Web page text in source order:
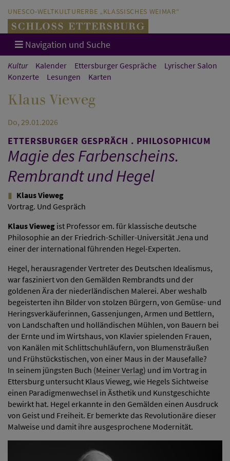
UNESCO-WELTKULTURERBE „KLASSISCHES WEIMAR“
Navigation und Suche
Kultur Kalender Ettersburger Gespräche
Lyrischer Salon
Konzerte
Lesungen Karten
Klaus Vieweg
Do, 29.01.2026
ETTERSBURGER GESPRÄCH . PHILOSOPHICUM
Magie des Farbenscheins.
Rembrandt und Hegel
Klaus Vieweg
Vortrag. Und Gespräch
Klaus Vieweg ist Professor em. für klassische deutsche
Philosophie an der Friedrich-Schiller-Universität Jena und
einer der international führenden Hegel-Experten.
Hegel, herausragender Vertreter des Deutschen Idealismus,
war fasziniert von den Gemälden Rembrandts und der
goldenen Ära der niederländischen Malerei. Aber weshalb
begeisterten ihn Bilder von stolzen Bürgern, von Gemüse- und
Heringsverkäuferinnen, Gassenjungen, Armen und Bettlern,
von Landschaften und holländischen Mühlen, von Bauern bei
der Ernte und im Wirtshaus, von Klavier spielenden Frauen,
von Kanälen mit Schlittschuhläufern, von Blumensträußen
und Frühstückstischen, von einer Maus in der Mausefalle?
In seinem jüngsten Buch (Meiner Verlag) und im Vortrag in
Ettersburg untersucht Klaus Vieweg, wie Hegels Sichtweise
einen Paradigmenwechsel in Ästhetik und Kunstgeschichte
bewirkt hat. Hegel erkannte in den Gemälden einen Ausdruck
von Geist und Freiheit. Er bemerkte das Revolutionäre dieser
Malweise und damit ihre ausgesprochene Modernität.